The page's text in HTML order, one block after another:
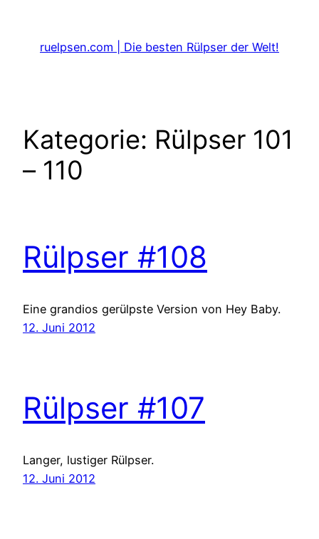
springenruelpsen.com | Die besten Rülpser der Welt!
Kategorie: Rülpser 101
– 110
Rülpser #108
Eine grandios gerülpste Version von Hey Baby.
12. Juni 2012
Rülpser #107
Langer, lustiger Rülpser.
12. Juni 2012